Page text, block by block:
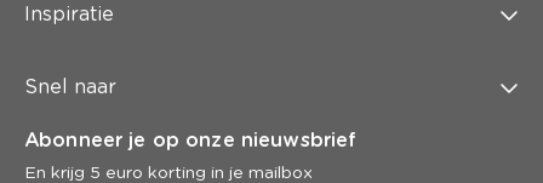
Inspiratie
Snel naar
Abonneer je op onze nieuwsbrief
En krijg 5 euro korting in je mailbox